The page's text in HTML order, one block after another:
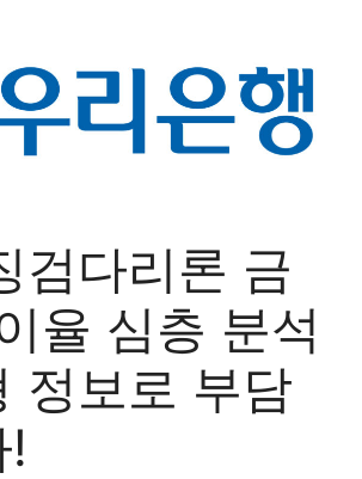
검다리론 금
율 심층 분석
정보로 부담